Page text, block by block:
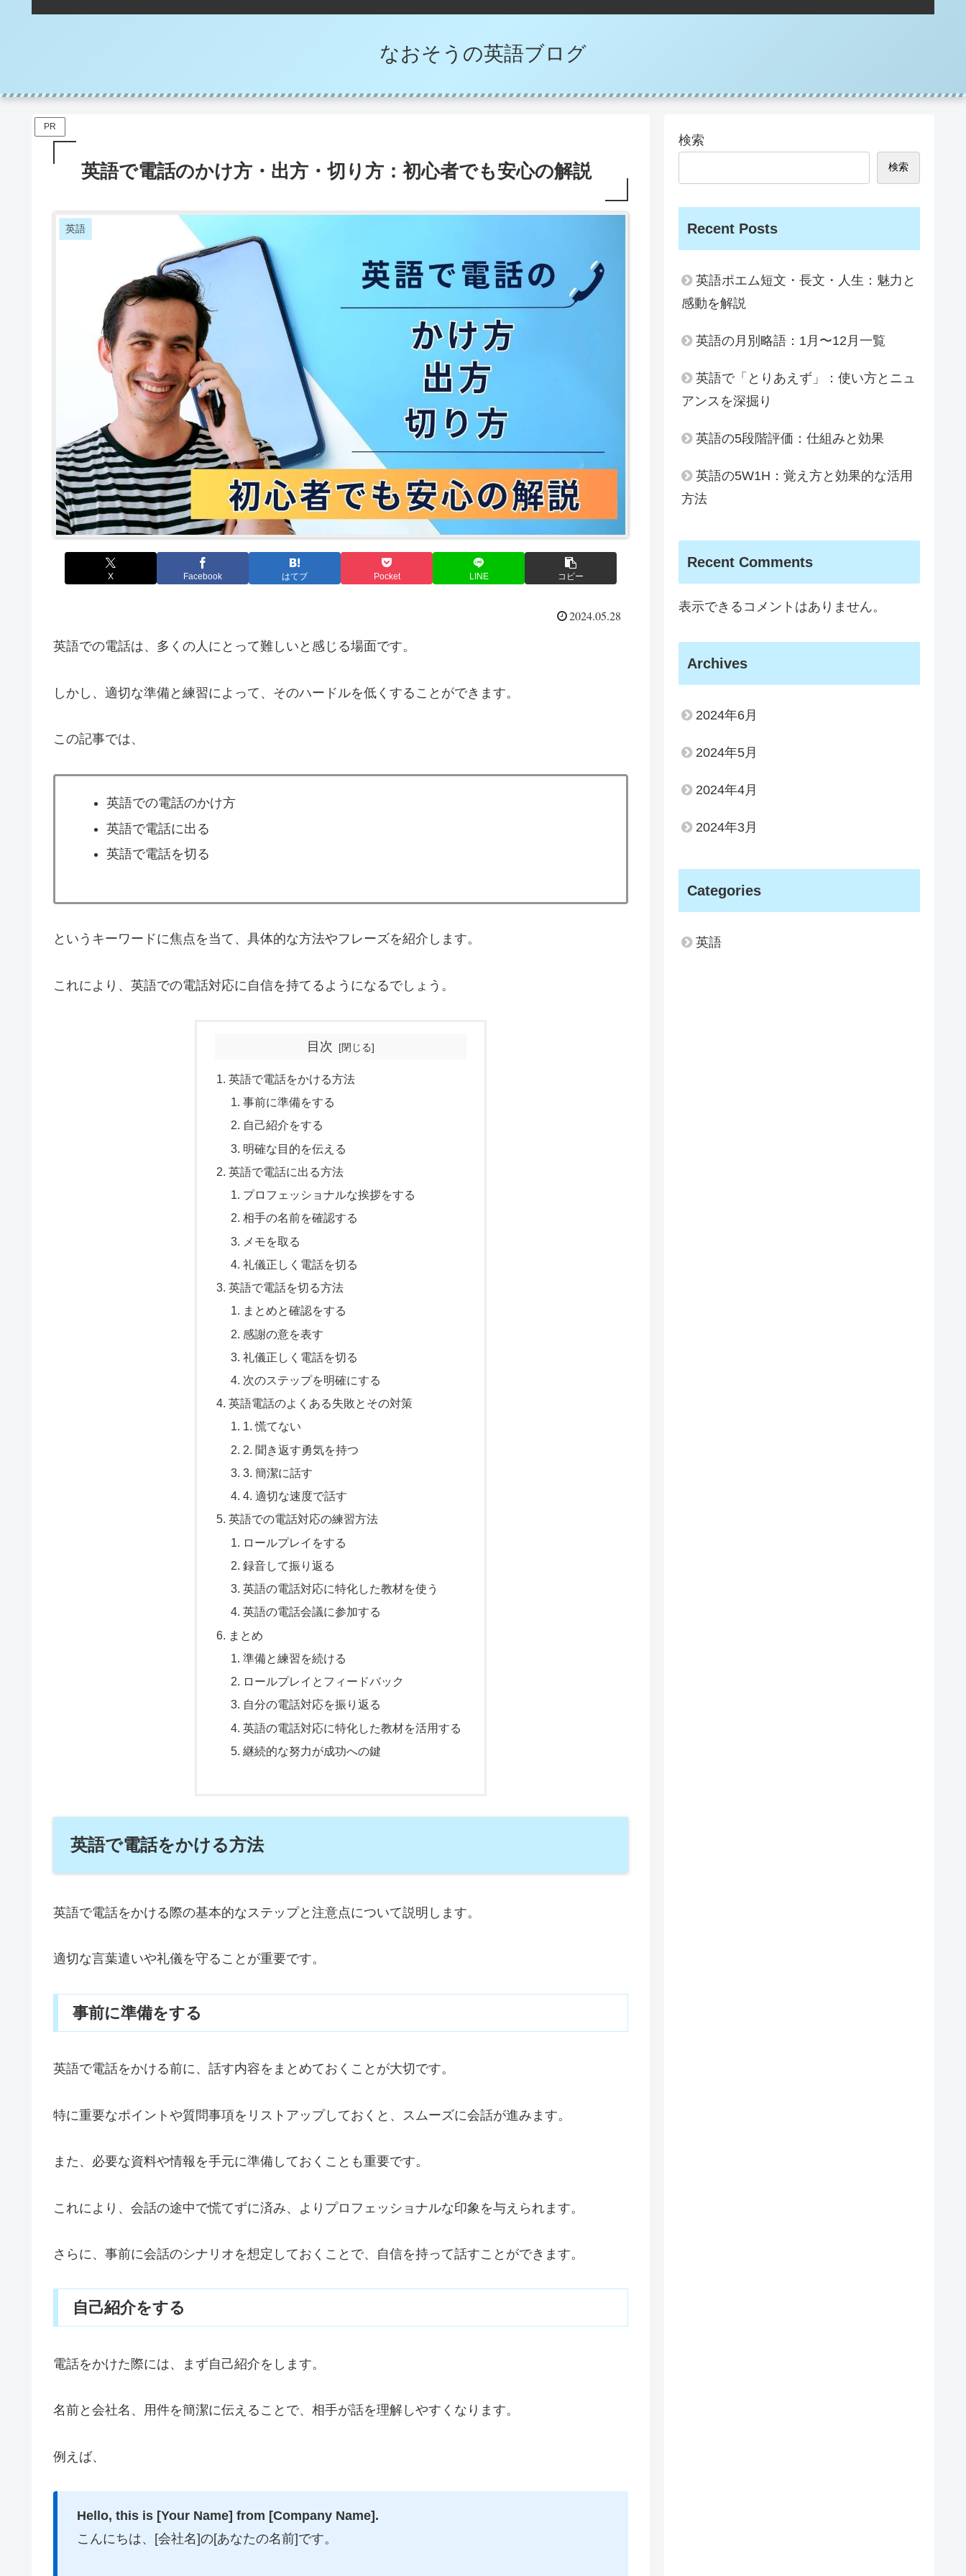
なおそうの英語ブログ
PR
英語で電話のかけ方・出方・切り方：初心者でも安心の解説
英語
X Facebook はてブ Pocket LINE コピー
2024.05.28
英語での電話は、多くの人にとって難しいと感じる場面です。
しかし、適切な準備と練習によって、そのハードルを低くすることができます。
この記事では、
英語での電話のかけ方
英語で電話に出る
英語で電話を切る
というキーワードに焦点を当て、具体的な方法やフレーズを紹介します。
これにより、英語での電話対応に自信を持てるようになるでしょう。
目次
英語で電話をかける方法
事前に準備をする
自己紹介をする
明確な目的を伝える
英語で電話に出る方法
プロフェッショナルな挨拶をする
相手の名前を確認する
メモを取る
礼儀正しく電話を切る
英語で電話を切る方法
まとめと確認をする
感謝の意を表す
礼儀正しく電話を切る
次のステップを明確にする
英語電話のよくある失敗とその対策
1. 慌てない
2. 聞き返す勇気を持つ
3. 簡潔に話す
4. 適切な速度で話す
英語での電話対応の練習方法
ロールプレイをする
録音して振り返る
英語の電話対応に特化した教材を使う
英語の電話会議に参加する
まとめ
準備と練習を続ける
ロールプレイとフィードバック
自分の電話対応を振り返る
英語の電話対応に特化した教材を活用する
継続的な努力が成功への鍵
英語で電話をかける方法
英語で電話をかける際の基本的なステップと注意点について説明します。
適切な言葉遣いや礼儀を守ることが重要です。
事前に準備をする
英語で電話をかける前に、話す内容をまとめておくことが大切です。
特に重要なポイントや質問事項をリストアップしておくと、スムーズに会話が進みます。
また、必要な資料や情報を手元に準備しておくことも重要です。
これにより、会話の途中で慌てずに済み、よりプロフェッショナルな印象を与えられます。
さらに、事前に会話のシナリオを想定しておくことで、自信を持って話すことができます。
自己紹介をする
電話をかけた際には、まず自己紹介をします。
名前と会社名、用件を簡潔に伝えることで、相手が話を理解しやすくなります。
例えば、
Hello, this is [Your Name] from [Company Name].
こんにちは、[会社名]の[あなたの名前]です。
検索
検索
Recent Posts
英語ポエム短文・長文・人生：魅力と
感動を解説
英語の月別略語：1月〜12月一覧
英語で「とりあえず」：使い方とニュ
アンスを深掘り
英語の5段階評価：仕組みと効果
英語の5W1H：覚え方と効果的な活用
方法
Recent Comments
表示できるコメントはありません。
Archives
2024年6月
2024年5月
2024年4月
2024年3月
Categories
英語